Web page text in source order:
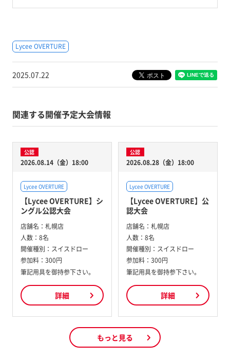
Lycee OVERTURE
2025.07.22
関連する開催予定大会情報
公認
2026.08.14（金）18:00
Lycee OVERTURE
【Lycee OVERTURE】シ
ングル公認大会
店舗名： 札幌店
人数： 8名
開催種別： スイスドロー
参加料： 300円
筆記用具を御持参下さい。
詳細
公認
2026.08.28（金）18:00
Lycee OVERTURE
【Lycee OVERTURE】公
認大会
店舗名： 札幌店
人数： 8名
開催種別： スイスドロー
参加料： 300円
筆記用具を御持参下さい。
詳細
もっと見る